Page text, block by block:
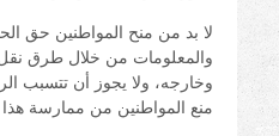
لا بد من منح المواطنين حق
والمعلومات من خلال طرق نقل
وخارجه، ولا يجوز أن تتسبب
منع المواطنين من ممارسة هذا